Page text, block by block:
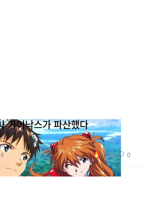
가이낙스가 파산했다
15.1K 0